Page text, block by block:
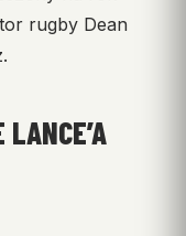
rugby Dean